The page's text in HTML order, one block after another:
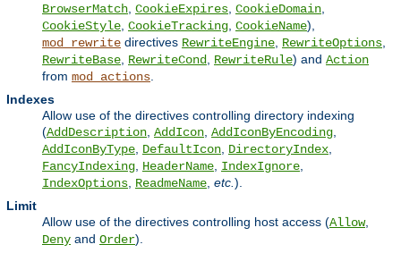
BrowserMatch CookieExpires CookieDomain
CookieStyle CookieTracking CookieName),
mod_rewrite directives RewriteEngine RewriteOptions
RewriteBase RewriteCond RewriteRule) and Action
from mod_actions
Indexes
Allow use of the directives controlling directory indexing
(AddDescription AddIcon AddIconByEncoding
AddIconByType DefaultIcon DirectoryIndex
FancyIndexing HeaderName IndexIgnore
IndexOptions ReadmeName etc. ).
Limit
Allow use of the directives controlling host access (Allow,
Deny and Order).